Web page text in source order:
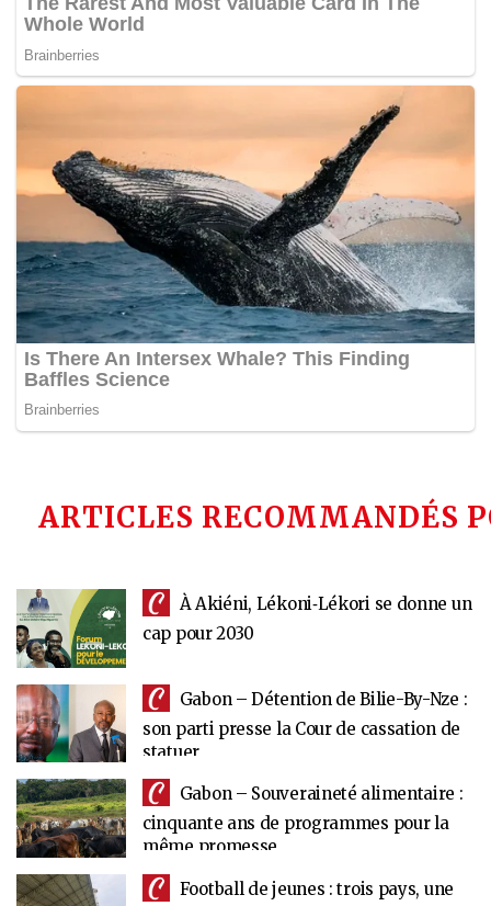
ARTICLES RECOMMANDÉS
À Akiéni, Lékoni‑Lékori se donne un
cap pour 2030
Gabon – Détention de Bilie-By-Nze :
son parti presse la Cour de cassation de
statuer
Gabon – Souveraineté alimentaire :
cinquante ans de programmes pour la
même promesse
Football de jeunes : trois pays, une